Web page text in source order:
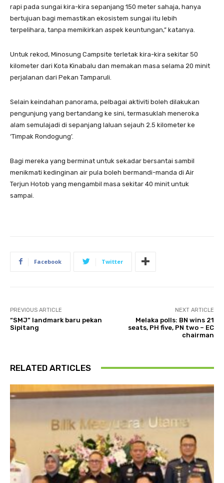
rapi pada sungai kira-kira sepanjang 150 meter sahaja, hanya
bertujuan bagi memastikan ekosistem sungai itu lebih
terpelihara, tanpa memikirkan aspek keuntungan,” katanya.
Untuk rekod, Minosung Campsite terletak kira-kira sekitar 50
kilometer dari Kota Kinabalu dan memakan masa selama 20 minit
perjalanan dari Pekan Tamparuli.
Selain keindahan panorama, pelbagai aktiviti boleh dilakukan
pengunjung yang bertandang ke sini, termasuklah meneroka
alam semulajadi di sepanjang laluan sejauh 2.5 kilometer ke
‘Timpak Rondogung’.
Bagi mereka yang berminat untuk sekadar bersantai sambil
menikmati kedinginan air pula boleh bermandi-manda di Air
Terjun Hotob yang mengambil masa sekitar 40 minit untuk
sampai.
Facebook Twitter
PREVIOUS ARTICLE
“SMJ” landmark baru pekan
Sipitang
NEXT ARTICLE
Melaka polls: BN wins 21
seats, PH five, PN two – EC
chairman
RELATED ARTICLES